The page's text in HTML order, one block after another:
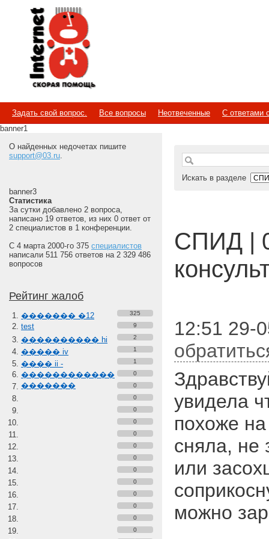
Internet
Скорая помощь
Задать свой вопрос. Все вопросы Неотвеченные
С ответами
banner1
О найденных недочетах пишите
support@03.ru.
banner3
Статистика
За сутки добавлено 2 вопроса,
написано 19 ответов, из них 0 ответ от
2 специалистов в 1 конференции.
С 4 марта 2000-го 375 специалистов
написали 511 756 ответов на 2 329 486
вопросов
Рейтинг жалоб
������� �12 325
test 9
���������� hi 2
����� iv 1
���� ii -
������������
�������
1
0
0
0
0
0
0
0
0
0
0
0
0
0
0
Искать в разделе
СПИД |
12:51 29-
увидела
похоже
сняла, не
или
можно